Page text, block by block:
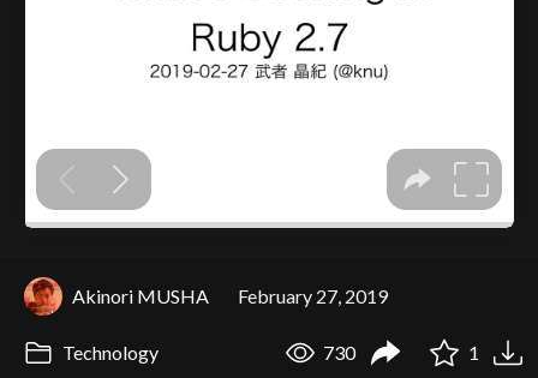
Akinori MUSHA February 27, 2019
Technology 730 1